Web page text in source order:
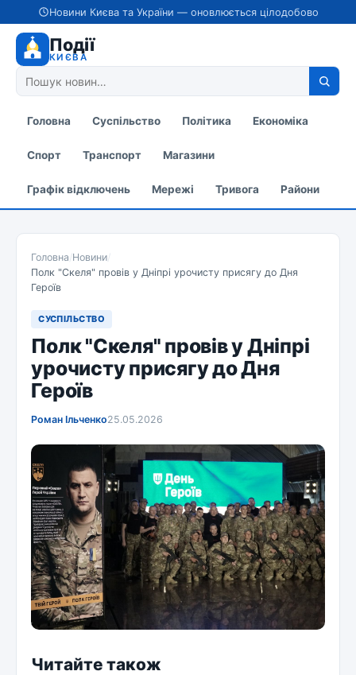
Новини Києва та України — оновлюється цілодобово
Події
КИЄВА
Головна Суспільство Політика Економіка
Спорт Транспорт Магазини
Графік відключень Мережі Тривога Райони
Головна/Новини/
Полк "Скеля" провів у Дніпрі урочисту присягу до Дня
Героїв
СУСПІЛЬСТВО
Полк "Скеля" провів у Дніпрі
урочисту присягу до Дня
Героїв
Роман Ільченко25.05.2026
Читайте також